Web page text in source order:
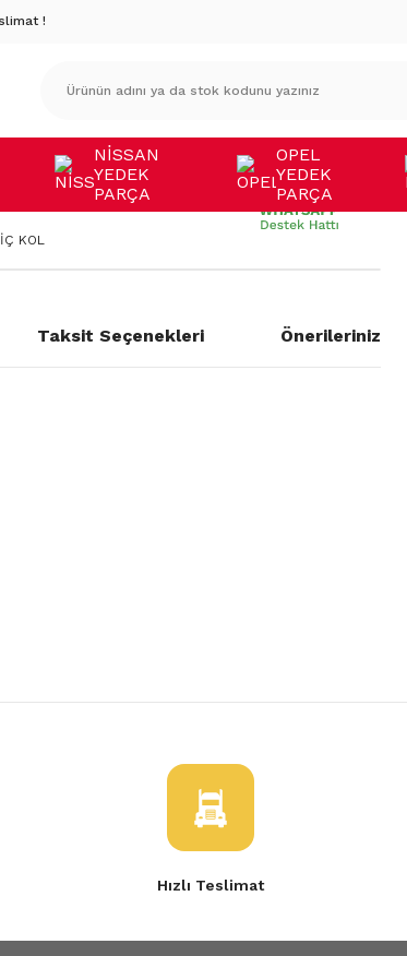
!
NİSSAN
YEDEK
PARÇA
OPEL
YEDEK
PARÇA
KOL
Taksit Seçenekleri Önerileriniz
Hızlı Teslimat